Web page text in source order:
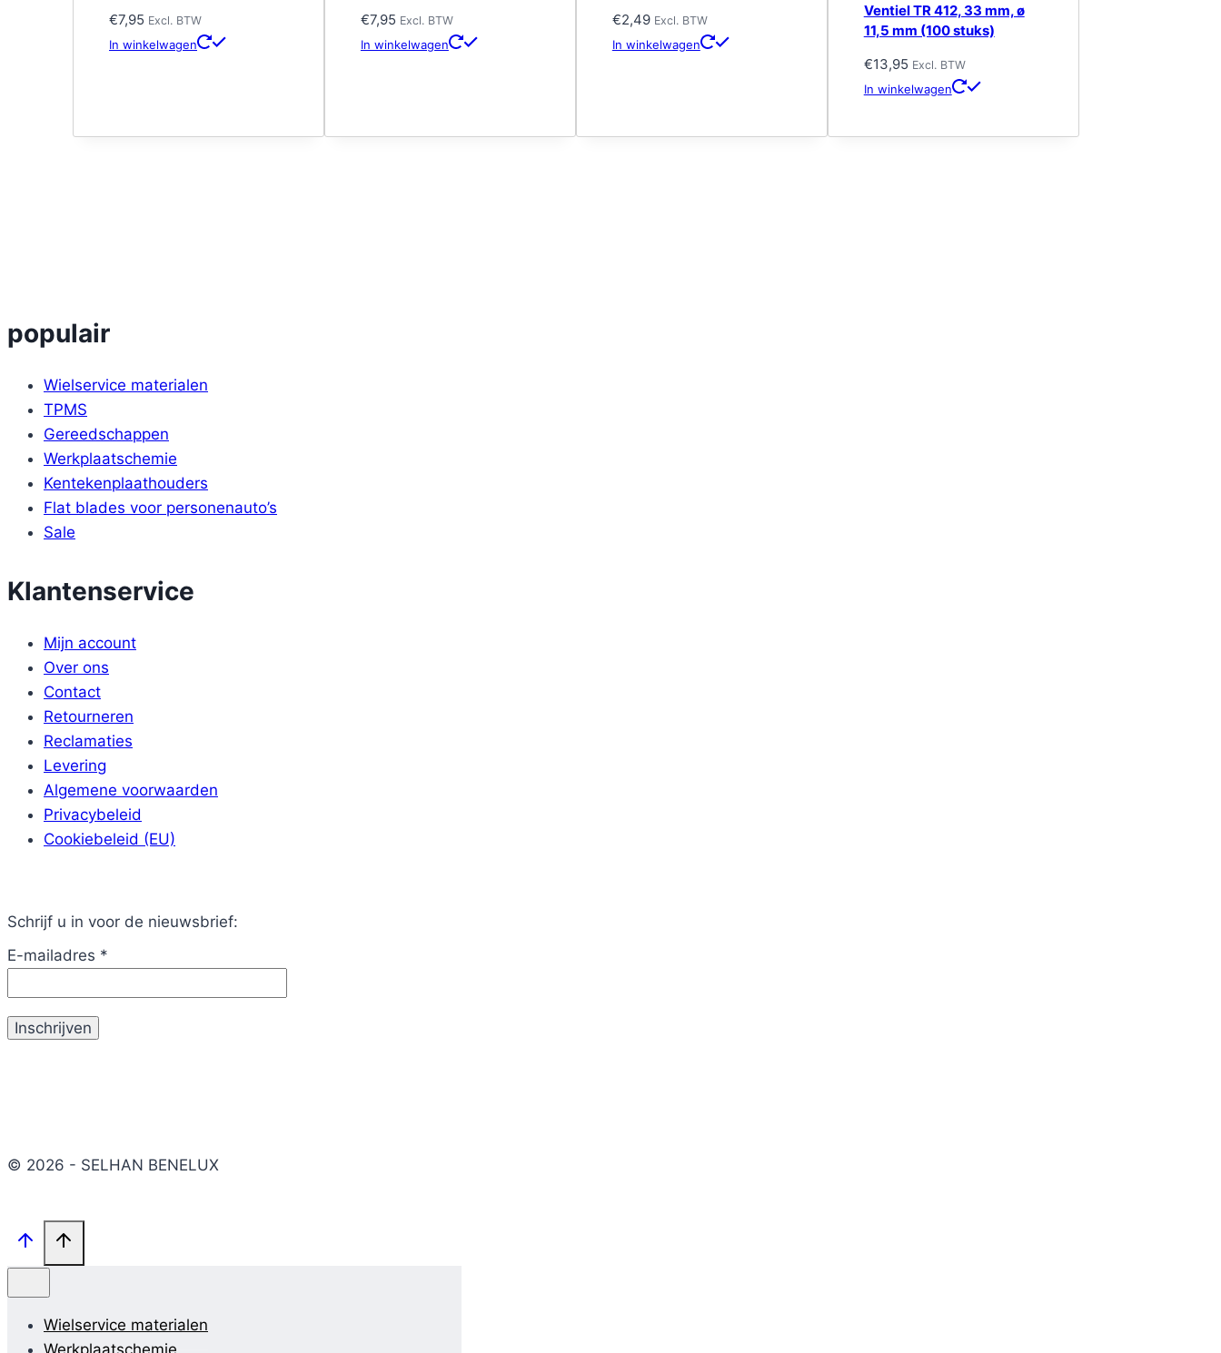
€7,95 Excl. BTW
In winkelwagen
€7,95 Excl. BTW
In winkelwagen
€2,49 Excl. BTW
In winkelwagen
Ventiel TR 412, 33 mm, ø
11,5 mm (100 stuks)
€13,95 Excl. BTW
In winkelwagen
populair
Wielservice materialen
TPMS
Gereedschappen
Werkplaatschemie
Kentekenplaathouders
Flat blades voor personenauto’s
Sale
Klantenservice
Mijn account
Over ons
Contact
Retourneren
Reclamaties
Levering
Algemene voorwaarden
Privacybeleid
Cookiebeleid (EU)
Schrijf u in voor de nieuwsbrief:
E-mailadres *
© 2026 - SELHAN BENELUX
Wielservice materialen
Werkplaatschemie